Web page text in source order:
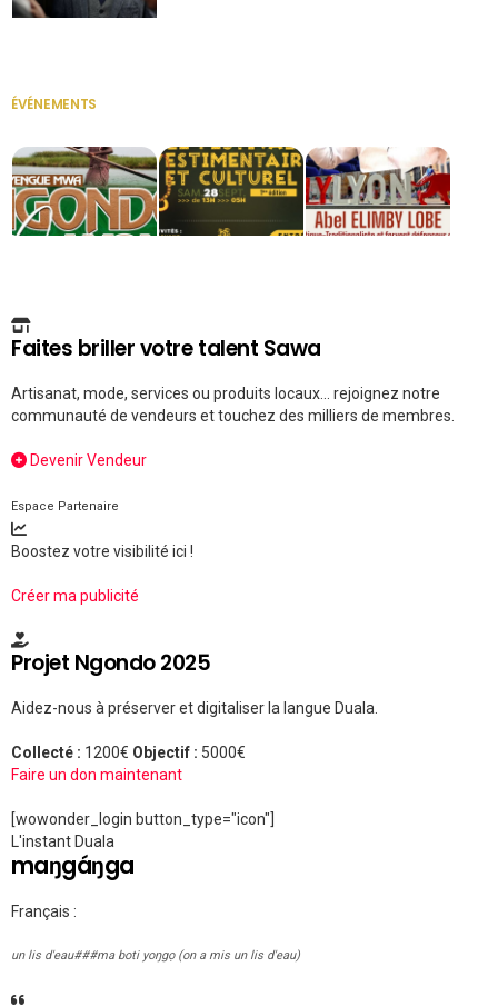
ÉVÉNEMENTS
Faites briller votre talent Sawa
Artisanat, mode, services ou produits locaux... rejoignez notre
communauté de vendeurs et touchez des milliers de membres.
Devenir Vendeur
Espace Partenaire
Boostez votre visibilité ici !
Créer ma publicité
Projet Ngondo 2025
Aidez-nous à préserver et digitaliser la langue Duala.
Collecté : 1200€ Objectif : 5000€
Faire un don maintenant
[wowonder_login button_type="icon"]
L'instant Duala
maŋgáŋga
Français :
un lis d'eau###ma boti yoŋgọ (on a mis un lis d'eau)